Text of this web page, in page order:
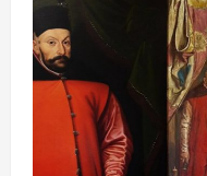
здоров’я
кожному
горіху